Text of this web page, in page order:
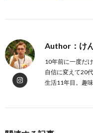
Author：け
10年前に一度だ
自信に変えて20
生活11年目。趣